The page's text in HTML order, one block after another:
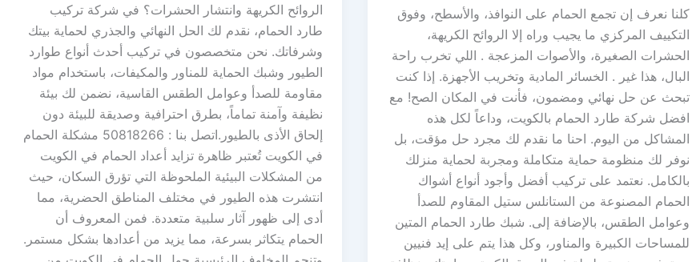
كلنا نعرف إن تجمع الحمام على النوافذ، والأسطح، وفوق
التكييف المركزي ما يجيب وراه إلا الروائح الكريهة،
الحشرات الصغيرة، والأصوات المزعجة . اللي تخرب راحة
البال، هذا غير . الخسائر المادية وتخريب الأجهزة. إذا كنت
تبحث عن حل نهائي ومضمون، فأنت في المكان الصح! مع
افضل شركة طارد الحمام بالكويت، وداعاً لكل هذه
المشاكل من اليوم. احنا ما نقدم لك مجرد حل مؤقت، بل
نوفر لك منظومة حماية متكاملة ومجربة لحماية منزلك
بالكامل. نعتمد على تركيب أفضل وأجود أنواع أشواك
الحمام المصنوعة من الستانلس ستيل المقاوم للصدأ
وعوامل الطقس، بالإضافة إلى. شبك طارد الحمام المتين
للمساحات الكبيرة والمناور، وكل هذا يتم على إيد فنيين
الروائح الكريهة وانتشار الحشرات؟ في شركة تركيب
طارد الحمام، نقدم لك الحل النهائي والجذري لحماية بيتك
وشرفاتك. نحن متخصصون في تركيب أحدث أنواع طوارد
الطيور وشبك الحماية للمناور والمكيفات، باستخدام مواد
مقاومة للصدأ وعوامل الطقس القاسية، نضمن لك بيئة
نظيفة وآمنة تماماً، بطرق احترافية وصديقة للبيئة دون
إلحاق الأذى بالطيور.اتصل بنا : 50818266 مشكلة الحمام
في الكويت تُعتبر ظاهرة تزايد أعداد الحمام في الكويت
من المشكلات البيئية الملحوظة التي تؤرق السكان، حيث
انتشرت هذه الطيور في مختلف المناطق الحضرية، مما
أدى إلى ظهور آثار سلبية متعددة. فمن المعروف أن
الحمام يتكاثر بسرعة، مما يزيد من أعدادها بشكل مستمر.